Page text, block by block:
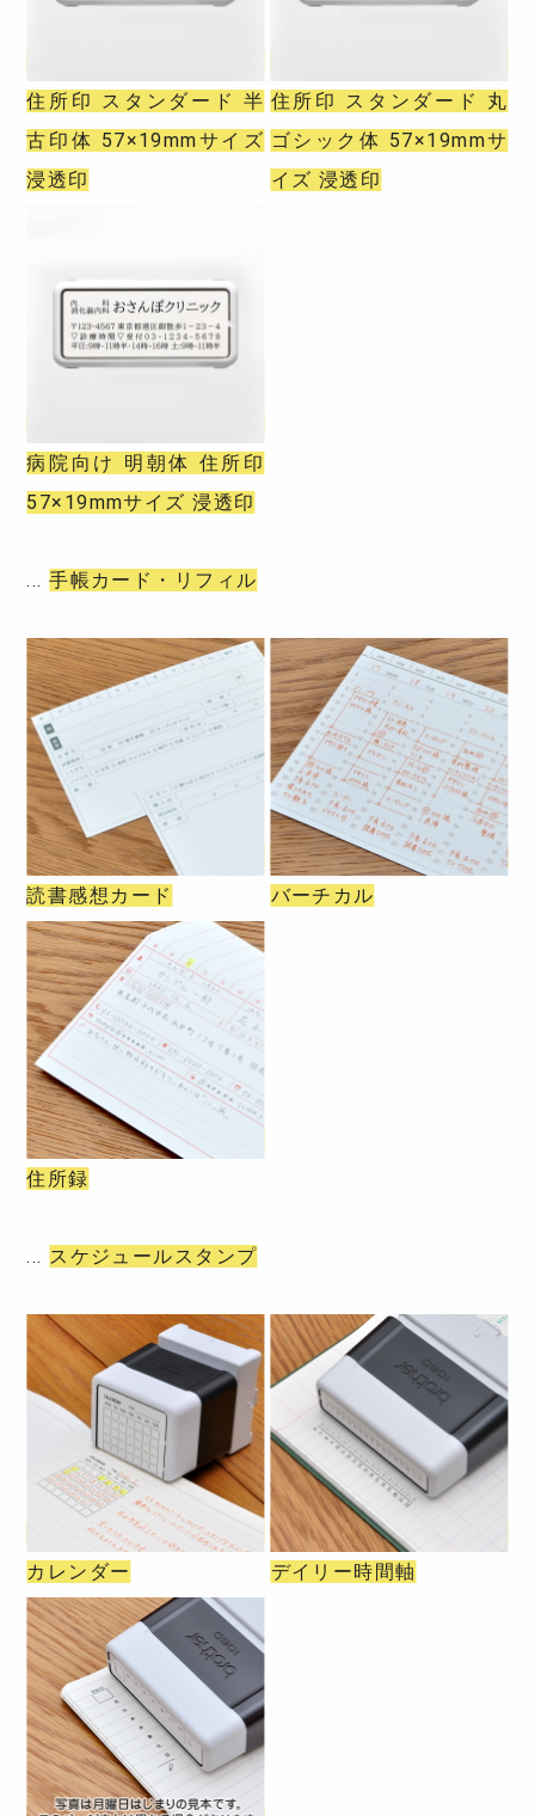
住所印 スタンダード 半
古印体 57×19mmサイズ
浸透印
住所印 スタンダード 丸
ゴシック体 57×19mmサ
イズ 浸透印
病院向け 明朝体 住所印
57×19mmサイズ 浸透印
手帳カード・リフィル
読書感想カード バーチカル
住所録
スケジュールスタンプ
カレンダー デイリー時間軸